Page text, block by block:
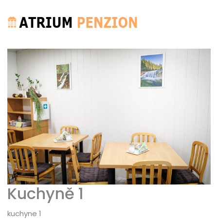
Kuchyně 1
kuchyne 1